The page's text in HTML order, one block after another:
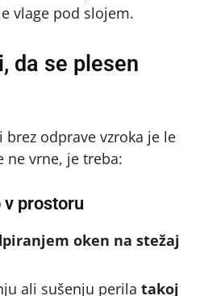
vlage pod slojem.
da se plesen
odprave vzroka je le
ne vrne, je treba:
prostoru
oken na stežaj
ali sušenju perila takoj